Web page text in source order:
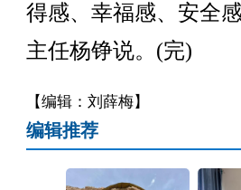
得感、幸福感、安全
主任杨铮说。(完)
【编辑：刘薛梅】
编辑推荐